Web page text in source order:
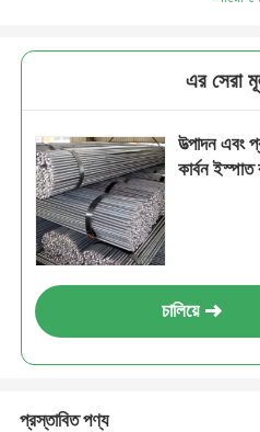
এর সেরা
উত্পাদন এবং
কার্বন
চালিয়ে
প্রস্তাবিত পণ্য